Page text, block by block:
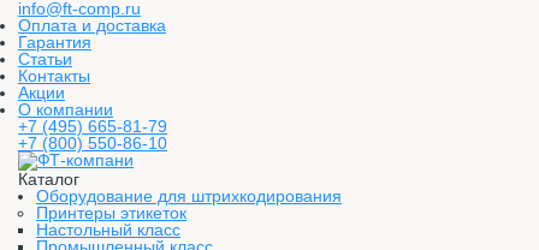
info@ft-comp.ru
Оплата и доставка
Гарантия
Статьи
Контакты
Акции
О компании
+7 (495) 665-81-79
+7 (800) 550-86-10
Каталог
Оборудование для штрихкодирования
Принтеры этикеток
Настольный класс